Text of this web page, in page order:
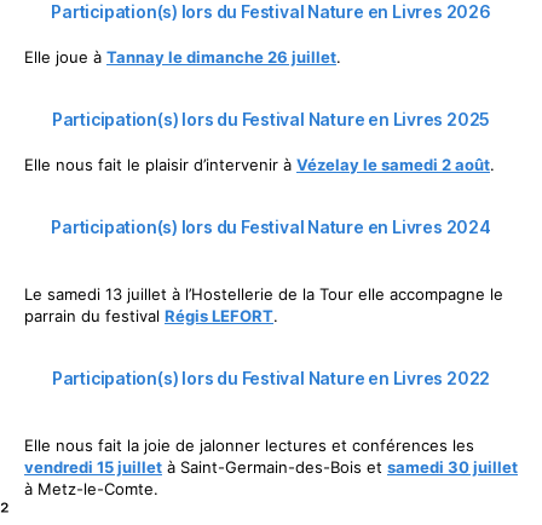
Participation(s) lors du Festival Nature en Livres 2026
Elle joue à Tannay le dimanche 26 juillet.
Participation(s) lors du Festival Nature en Livres 2025
Elle nous fait le plaisir d’intervenir à Vézelay le samedi 2 août.
Participation(s) lors du Festival Nature en Livres 2024
Le samedi 13 juillet à l’Hostellerie de la Tour elle accompagne le
parrain du festival Régis LEFORT.
Participation(s) lors du Festival Nature en Livres 2022
Elle nous fait la joie de jalonner lectures et conférences les
vendredi 15 juillet à Saint-Germain-des-Bois et samedi 30 juillet
à Metz-le-Comte.
²